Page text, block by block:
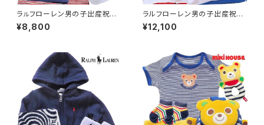
ラㇽフローレン男の子出産祝
い パーカーとタオルハンカチ、
靴下3点セット
¥8,800
ラルフローレン男の子出産祝
い ボーダーパーカー（9ヶ月
～）3点ギフト
¥12,100